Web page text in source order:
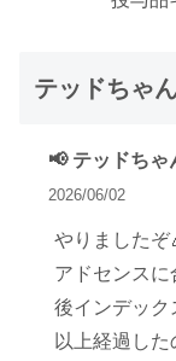
テッドちゃ
📢 テッドちゃ
2026/06/02
やりましたぞ
アドセンス
後インデック
以上経過した